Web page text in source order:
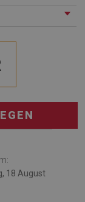
18 August